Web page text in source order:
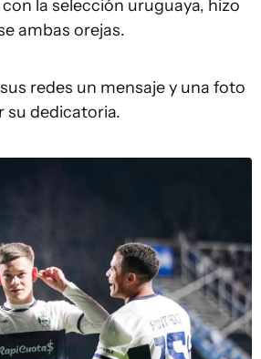
la selección uruguaya, hizo
ambas orejas.
redes un mensaje y una foto
su dedicatoria.